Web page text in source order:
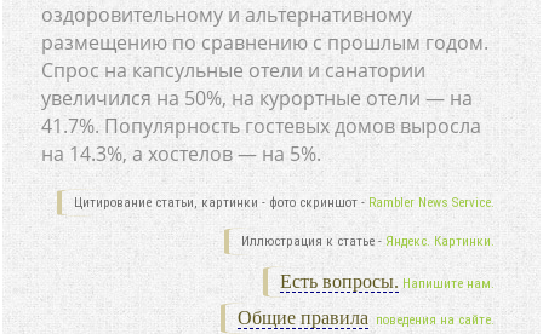
оздоровительному и альтернативному
размещению по сравнению с прошлым годом.
Спрос на капсульные отели и санатории
увеличился на 50%, на курортные отели — на
41.7%. Популярность гостевых домов выросла
на 14.3%, а хостелов — на 5%.
Цитирование статьи, картинки - фото скриншот - Rambler News Service.
Иллюстрация к статье - Яндекс. Картинки.
Есть вопросы. Напишите нам.
Общие правила поведения на сайте.